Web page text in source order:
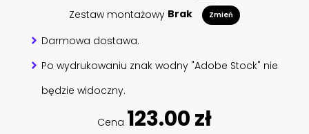
Zestaw montażowy Brak Zmień
Darmowa dostawa.
Po wydrukowaniu znak wodny "Adobe Stock" nie
będzie widoczny.
Cena 123.00 zł